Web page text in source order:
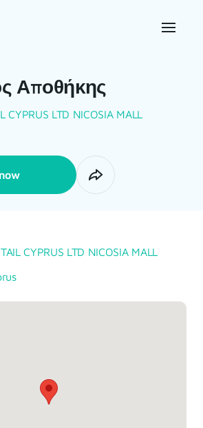
Αποθήκης
CYPRUS LTD NICOSIA MALL
CYPRUS LTD NICOSIA MALL